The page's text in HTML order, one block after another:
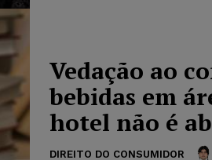
Vedação ao
bebidas em
hotel não é
DIREITO DO CONSUMIDOR